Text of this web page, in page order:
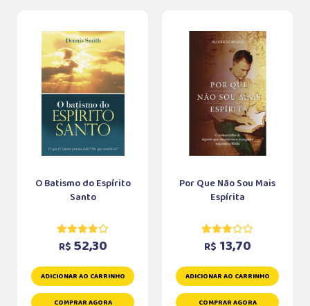
O Batismo do Espírito
Santo
R$ 52,30
ADICIONAR AO CARRINHO
COMPRAR AGORA
Por Que Não Sou Mais
Espírita
R$ 13,70
ADICIONAR AO CARRINHO
COMPRAR AGORA